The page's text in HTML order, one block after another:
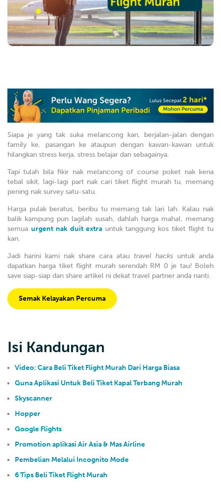
Siapa je yang tak suka melancong kan, berjalan-jalan dengan
family ke, pasangan ke ataupun dengan kawan-kawan untuk
hilangkan stress kerja, stress belajar dan sebagainya.
Tapi tulah bila fikir nak melancong of course poket nak kena
tebal sikit, lagi-lagi part nak cari tiket flight murah tu, memang
pening nak survey satu-satu.
Harga pulak beratus, beribu tu memang tak lari lah. Kalau nak
balik kampung pun lagilah susah, dahlah harga mahal, memang
semua urgent nak duit extrauntuk tanggung kos tiket flight tu
kan.
Jadi harini kami nak share cara atau travel hacks untuk anda
dapatkan harga tiket flight murah serendah RM 0 je tau! Boleh
save siap-siap dan share artikel ni dekat travel partner anda nanti.
Semak Kelayakan Percuma
Isi Kandungan
Video: Cara Beli Tiket Flight Murah Dari Harga Biasa
Guna Aplikasi Untuk Beli Tiket Kapal Terbang Murah
Skyscanner
Hopper
Google Flights
Promotion aplikasi Air Asia & Mas Airline
Pembelian Melalui Incognito Mode
6 Tips Beli Tiket Flight Murah